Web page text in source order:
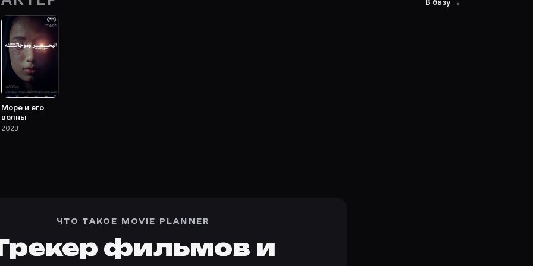
Planner.
сериалы, роли и фото.
Море и его
волны
2023
ЧТО ТАКОЕ MOVIE PLANNER
фильмов и